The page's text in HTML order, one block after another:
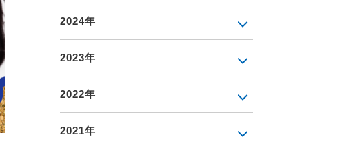
2024年
2023年
2022年
2021年